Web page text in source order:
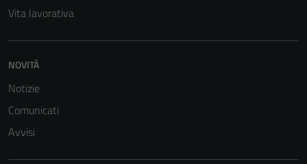
Vita lavorativa
NOVITÀ
Notizie
Comunicati
Avvisi
possono